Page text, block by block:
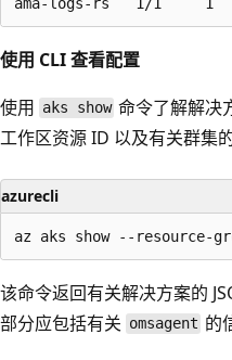
使用 CLI 查看配置
使用 aks show 命令了解解决
工作区资源 ID 以及有关群集
azurecli
该命令返回有关解决方案的
部分应包括有关 omsagent 的